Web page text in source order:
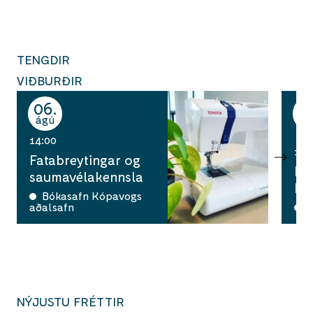
TENGDIR
VIÐBURÐIR
06
ágú
14:00
Fatabreytingar og
saumavélakennsla
Bókasafn Kópavogs
aðalsafn
NÝJUSTU FRÉTTIR